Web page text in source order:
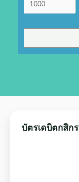
บัตรเดบิตกสิกร